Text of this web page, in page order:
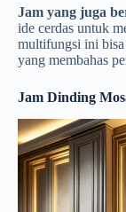
Jam yang juga
ide cerdas untuk
multifungsi ini
yang membahas
Jam Dinding